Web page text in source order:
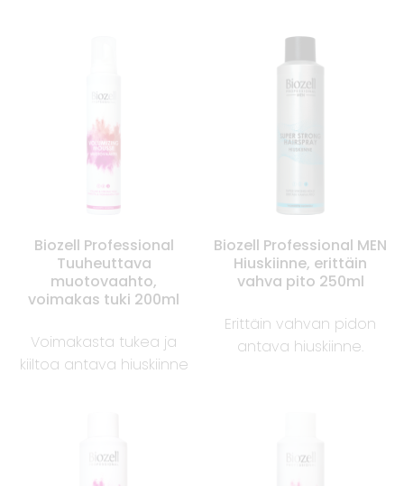
Biozell Professional
Tuuheuttava
muotovaahto,
voimakas tuki 200ml
Voimakasta tukea ja
kiiltoa antava hiuskiinne
Biozell Professional MEN
Hiuskiinne, erittäin
vahva pito 250ml
Erittäin vahvan pidon
antava hiuskiinne.